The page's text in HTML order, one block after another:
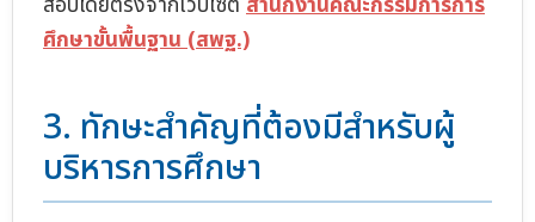
ศึกษาขั้นพื้นฐาน (สพฐ.)
3. ทักษะสำคัญที่ต้องมีสำหรับผู้
บริหารการศึกษา